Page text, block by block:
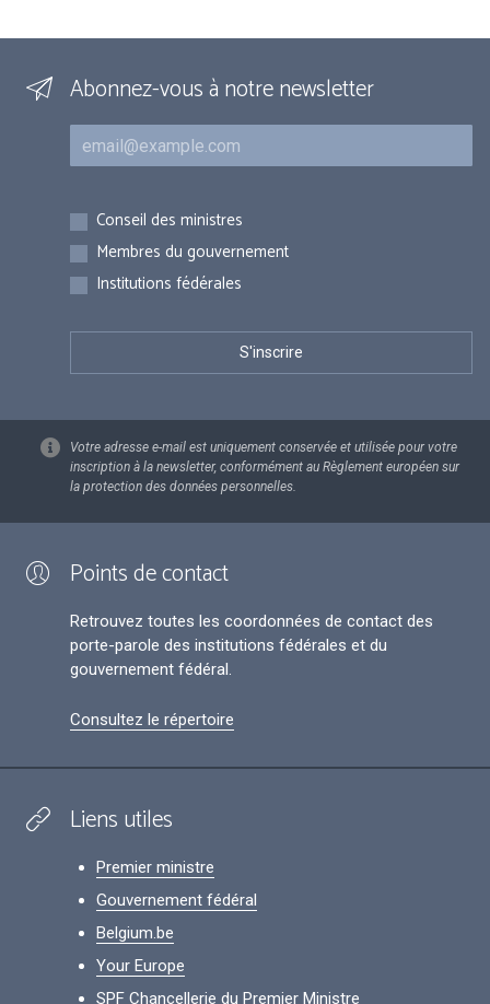
Abonnez-vous à notre newsletter
Courriel
Inscriptions
Conseil des ministres
Membres du gouvernement
Institutions fédérales
Votre adresse e-mail est uniquement conservée et utilisée pour votre
inscription à la newsletter, conformément au Règlement européen sur
la protection des données personnelles.
Points de contact
Retrouvez toutes les coordonnées de contact des
porte-parole des institutions fédérales et du
gouvernement fédéral.
Consultez le répertoire
Liens utiles
Premier ministre
Gouvernement fédéral
Belgium.be
Your Europe
SPF Chancellerie du Premier Ministre